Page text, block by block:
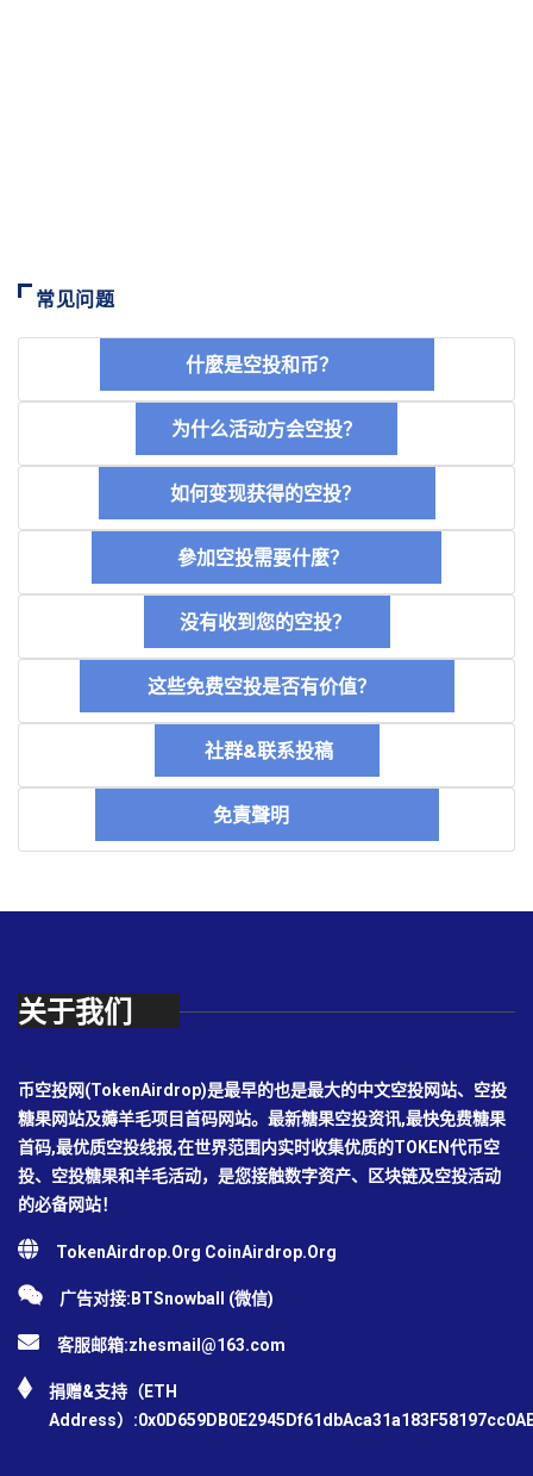
常见问题
什麼是空投和币？
为什么活动方会空投？
如何变现获得的空投？
參加空投需要什麼？
没有收到您的空投？
这些免费空投是否有价值？
社群&联系投稿
免責聲明
关于我们
币空投网(TokenAirdrop)是最早的也是最大的中文空投网站、空投
糖果网站及薅羊毛项目首码网站。最新糖果空投资讯,最快免费糖果
首码,最优质空投线报,在世界范围内实时收集优质的TOKEN代币空
投、空投糖果和羊毛活动，是您接触数字资产、区块链及空投活动
的必备网站！
TokenAirdrop.Org CoinAirdrop.Org
广告对接:BTSnowball (微信)
客服邮箱:zhesmail@163.com
捐赠&支持（ETH
Address）